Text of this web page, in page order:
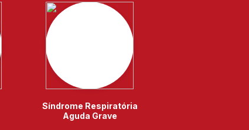
Síndrome Respiratória
Aguda Grave